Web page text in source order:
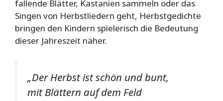
fallende Blätter, Kastanien sammeln oder das
Singen von Herbstliedern geht, Herbstgedichte
bringen den Kindern spielerisch die Bedeutung
dieser Jahreszeit näher.
„Der Herbst ist schön und bunt,
mit Blättern auf dem Feld